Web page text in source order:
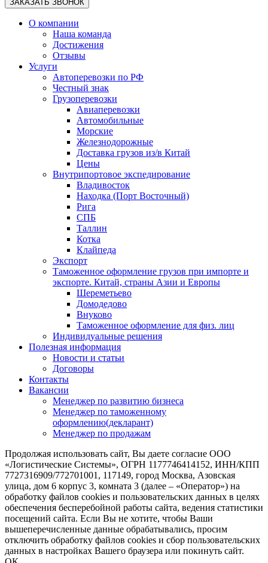
О компании
Наша команда
Достижения
Отзывы
Услуги
Автоперевозки по РФ
Честный знак
Грузоперевозки
Авиаперевозки
Автомобильные
Морские
Железнодорожные
Доставка грузов из/в Китай
Цены
Внутрипортовое экспедирование
Владивосток
Находка (Порт Восточный)
Рига
СПБ
Таллин
Котка
Клайпеда
Экспорт
Таможенное оформление грузов при импорте и
экспорте. Китай, страны Азии и Европы
Шереметьево
Домодедово
Внуково
Таможенное оформление для физ. лиц
Индивидуальные решения
Полезная информация
Новости и статьи
Договоры
Контакты
Вакансии
Менеджер по развитию бизнеса
Менеджер по таможенному
оформлению(декларант)
Менеджер по продажам
Продолжая использовать сайт, Вы даете согласие ООО
«Логистические Системы», ОГРН 1177746414152, ИНН/КПП
7727316909/772701001, 117149, город Москва, Азовская
улица, дом 6 корпус 3, комната 3 (далее – «Оператор») на
обработку файлов cookies и пользовательских данных в целях
обеспечения бесперебойной работы сайта, ведения статистики
посещений сайта. Если Вы не хотите, чтобы Ваши
вышеперечисленные данные обрабатывались, просим
отключить обработку файлов cookies и сбор пользовательских
данных в настройках Вашего браузера или покинуть сайт.